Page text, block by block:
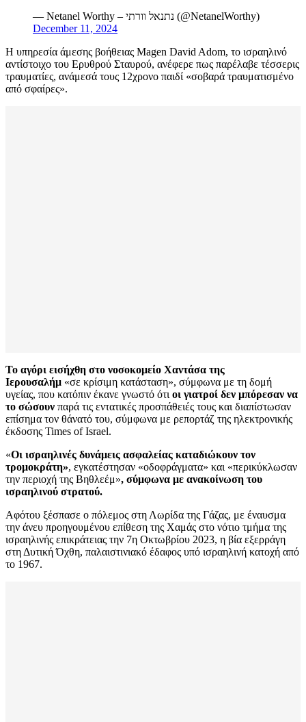
— Netanel Worthy – נתנאל וורתי (@NetanelWorthy)
December 11, 2024
Η υπηρεσία άμεσης βοήθειας Magen David Adom, το ισραηλινό
αντίστοιχο του Ερυθρού Σταυρού, ανέφερε πως παρέλαβε τέσσερις
τραυματίες, ανάμεσά τους 12χρονο παιδί «σοβαρά τραυματισμένο
από σφαίρες».
Το αγόρι εισήχθη στο νοσοκομείο Χαντάσα της
Ιερουσαλήμ «σε κρίσιμη κατάσταση», σύμφωνα με τη δομή
υγείας, που κατόπιν έκανε γνωστό ότι οι γιατροί δεν μπόρεσαν να
το σώσουν παρά τις εντατικές προσπάθειές τους και διαπίστωσαν
επίσημα τον θάνατό του, σύμφωνα με ρεπορτάζ της ηλεκτρονικής
έκδοσης Times of Israel.
«Οι ισραηλινές δυνάμεις ασφαλείας καταδιώκουν τον
τρομοκράτη», εγκατέστησαν «οδοφράγματα» και «περικύκλωσαν
την περιοχή της Βηθλεέμ», σύμφωνα με ανακοίνωση του
ισραηλινού στρατού.
Αφότου ξέσπασε ο πόλεμος στη Λωρίδα της Γάζας, με έναυσμα
την άνευ προηγουμένου επίθεση της Χαμάς στο νότιο τμήμα της
ισραηλινής επικράτειας την 7η Οκτωβρίου 2023, η βία εξερράγη
στη Δυτική Όχθη, παλαιστινιακό έδαφος υπό ισραηλινή κατοχή από
το 1967.